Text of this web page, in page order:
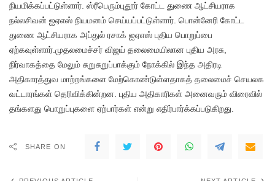
நியமிக்கப்பட்டுள்ளார். ஸ்ரீபெரும்புதூர் கோட்ட துணை ஆட்சியராக
நல்லசிவன் ஐஏஎஸ் நியமனம் செய்யப்பட்டுள்ளார். பொன்னேரி கோட்ட
துணை ஆட்சியராக அப்துல் ரசாக் ஐஏஎஸ் புதிய பொறுப்பை
ஏற்கவுள்ளார்.முதலமைச்சர் விஜய் தலைமையிலான புதிய அரசு,
நிர்வாகத்தை மேலும் சுறுசுறுப்பாக்கும் நோக்கில் இந்த அதிரடி
அதிகாரத்துவ மாற்றங்களை மேற்கொண்டுள்ளதாகத் தலைமைச் செயலக
வட்டாரங்கள் தெரிவிக்கின்றன. புதிய அதிகாரிகள் அனைவரும் விரைவில்
தங்களது பொறுப்புகளை ஏற்பார்கள் என்று எதிர்பார்க்கப்படுகிறது.
SHARE ON